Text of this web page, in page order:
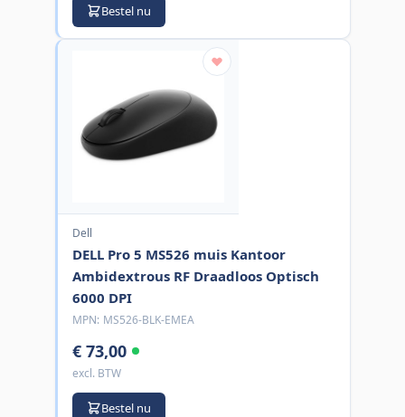
Bestel nu
Dell
DELL Pro 5 MS526 muis Kantoor
Ambidextrous RF Draadloos Optisch
6000 DPI
MPN: MS526-BLK-EMEA
€ 73,00
excl. BTW
Bestel nu